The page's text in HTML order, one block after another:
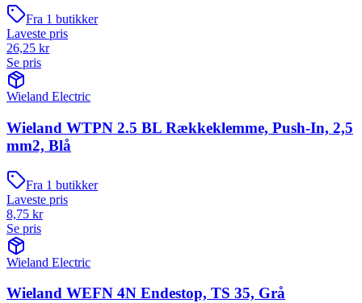
Fra 1 butikker
Laveste pris
26,25 kr
Se pris
Wieland Electric
Wieland WTPN 2.5 BL Rækkeklemme, Push-In, 2,5
mm2, Blå
Fra 1 butikker
Laveste pris
8,75 kr
Se pris
Wieland Electric
Wieland WEFN 4N Endestop, TS 35, Grå